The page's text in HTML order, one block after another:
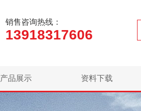
销售咨询热线：
13918317606
产品展示 资料下载